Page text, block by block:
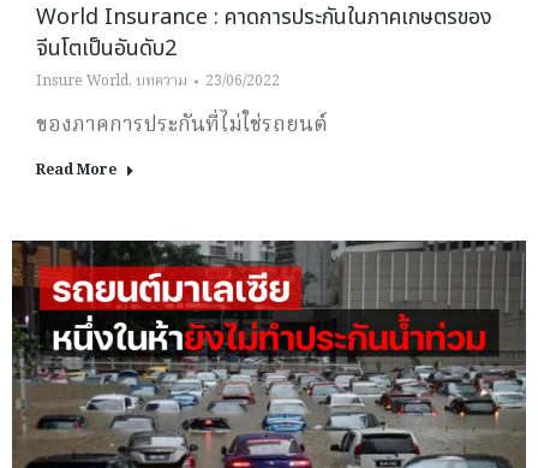
World Insurance : คาดการประกันในภาคเกษตรของ
จีนโตเป็นอันดับ2
Insure World, บทความ 23/06/2022
ของภาคการประกันที่ไม่ใช่รถยนต์
Read More